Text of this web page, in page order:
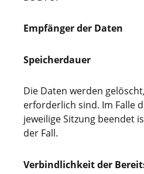
Empfänger der Daten
Speicherdauer
Die Daten werden
erforderlich sind. Im Falle
jeweilige Sitzung beendet
der Fall.
Verbindlichkeit der